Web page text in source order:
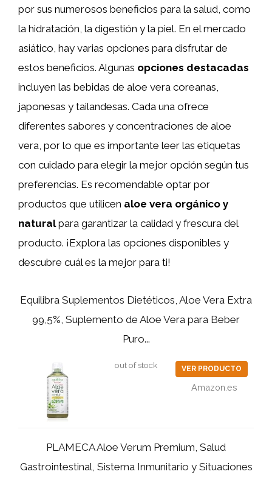
por sus numerosos beneficios para la salud, como
la hidratación, la digestión y la piel. En el mercado
asiático, hay varias opciones para disfrutar de
estos beneficios. Algunas opciones destacadas
incluyen las bebidas de aloe vera coreanas,
japonesas y tailandesas. Cada una ofrece
diferentes sabores y concentraciones de aloe
vera, por lo que es importante leer las etiquetas
con cuidado para elegir la mejor opción según tus
preferencias. Es recomendable optar por
productos que utilicen aloe vera orgánico y
naturalpara garantizar la calidad y frescura del
producto. ¡Explora las opciones disponibles y
descubre cuál es la mejor para ti!
Equilibra Suplementos Dietéticos, Aloe Vera Extra
99,5%, Suplemento de Aloe Vera para Beber
Puro...
out of stock VER PRODUCTO
Amazon.es
PLAMECA Aloe Verum Premium, Salud
Gastrointestinal, Sistema Inmunitario y Situaciones